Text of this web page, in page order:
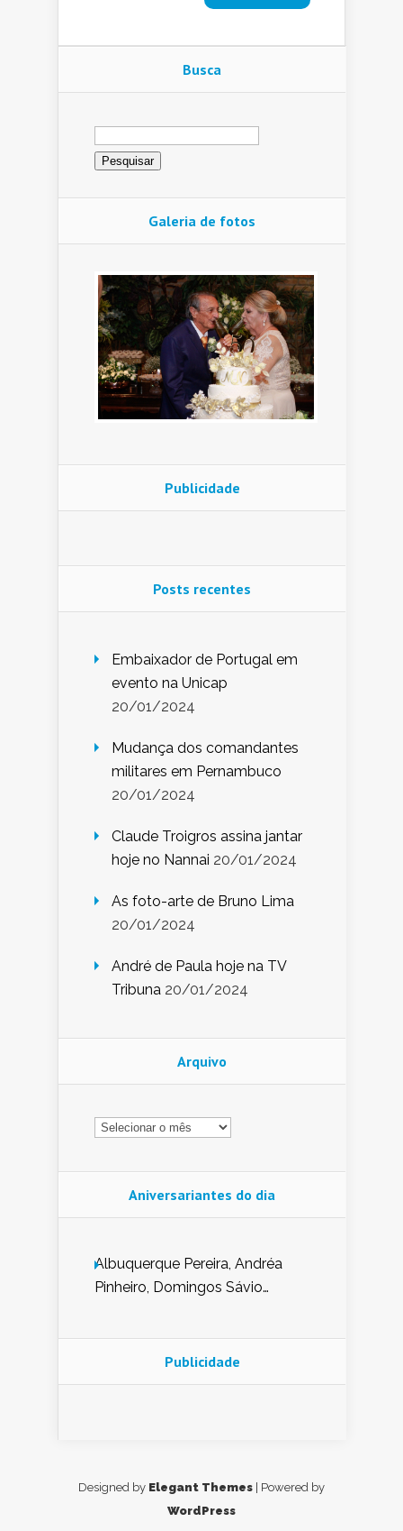
Busca
Pesquisar
por:
Galeria de fotos
Publicidade
Posts recentes
Embaixador de Portugal em
evento na Unicap
20/01/2024
Mudança dos comandantes
militares em Pernambuco
20/01/2024
Claude Troigros assina jantar
hoje no Nannai 20/01/2024
As foto-arte de Bruno Lima
20/01/2024
André de Paula hoje na TV
Tribuna 20/01/2024
Arquivo
Arquivo
Aniversariantes do dia
Albuquerque Pereira, Andréa
Pinheiro, Domingos Sávio
Nunes de Sena, Fátima Peixoto,
Glória Pereira, Kátia Mesel,
Publicidade
Designed by Elegant Themes | Powered by
WordPress